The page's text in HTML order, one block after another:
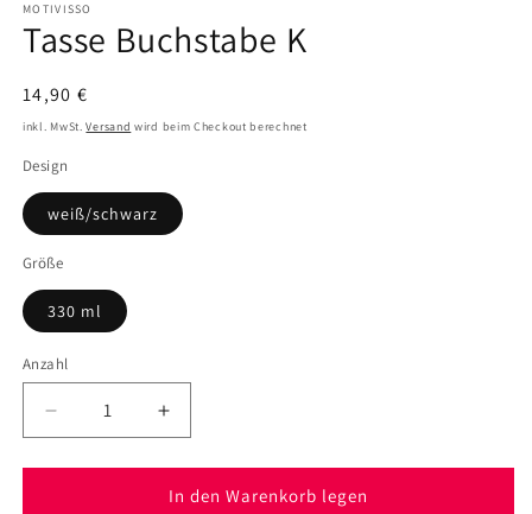
in
Modal
öffnen
MOTIVISSO
Tasse Buchstabe K
Normaler
Preis
14,90 €
inkl. MwSt.Versand wird beim Checkout berechnet
Design
weiß/schwarz
Größe
330 ml
Anzahl
Verringere
die
Menge
Erhöhe
die
Menge
für
In den Warenkorb legen